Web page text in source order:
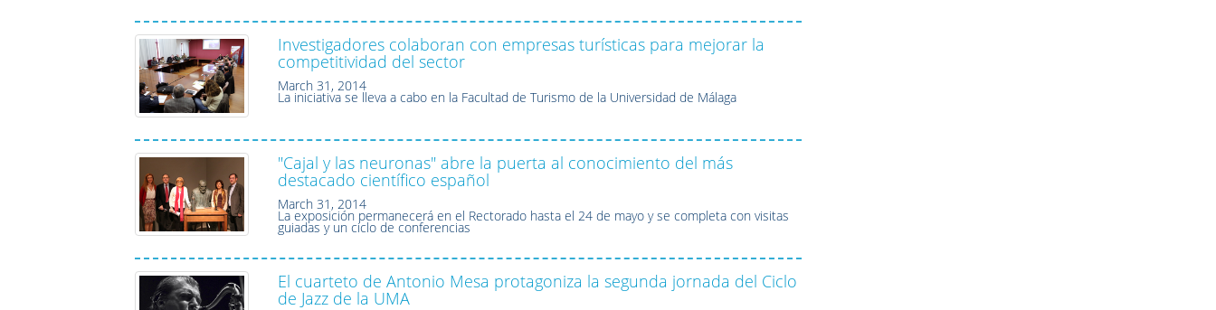
Investigadores colaboran con empresas turísticas para mejorar la
competitividad del sector
March 31, 2014
La iniciativa se lleva a cabo en la Facultad de Turismo de la Universidad de Málaga
"Cajal y las neuronas" abre la puerta al conocimiento del más
destacado científico español
March 31, 2014
La exposición permanecerá en el Rectorado hasta el 24 de mayo y se completa con visitas
guiadas y un ciclo de conferencias
El cuarteto de Antonio Mesa protagoniza la segunda jornada del Ciclo
de Jazz de la UMA